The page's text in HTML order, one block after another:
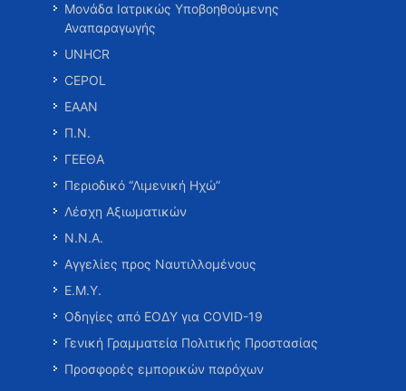
Μονάδα Ιατρικώς Υποβοηθούμενης
Αναπαραγωγής
UNHCR
CEPOL
ΕΑΑΝ
Π.Ν.
ΓΕΕΘΑ
Περιοδικό “Λιμενική Ηχώ”
Λέσχη Αξιωματικών
Ν.Ν.Α.
Αγγελίες προς Ναυτιλλομένους
Ε.Μ.Υ.
Οδηγίες από ΕΟΔΥ για COVID-19
Γενική Γραμματεία Πολιτικής Προστασίας
Προσφορές εμπορικών παρόχων